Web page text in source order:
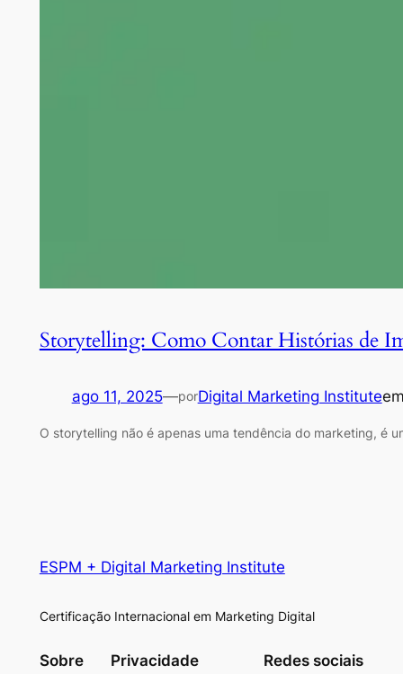
Storytelling: Como Contar Histórias de
ago 11, 2025—porDigital Marketing Institute
O storytelling não é apenas uma tendência do marketing, é
ESPM + Digital Marketing Institute
Certificação Internacional em Marketing Digital
Sobre Privacidade Redes sociais